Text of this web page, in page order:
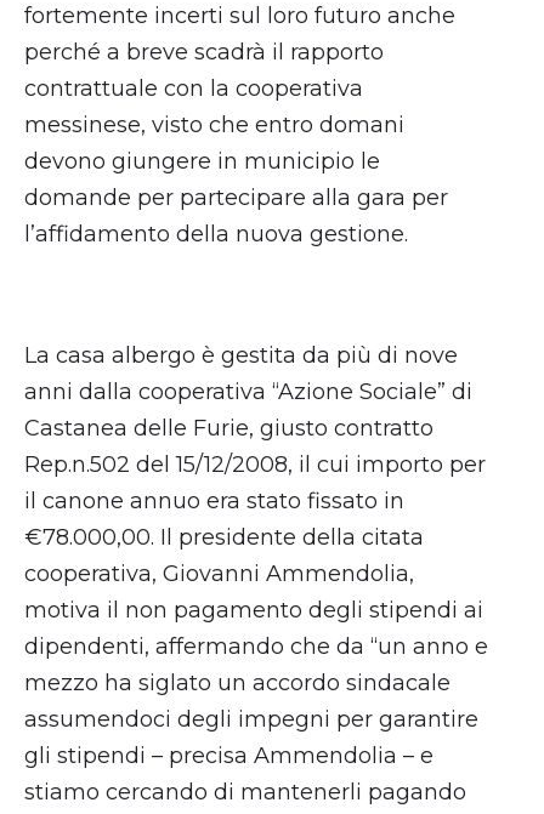
fortemente incerti sul loro futuro anche
perché a breve scadrà il rapporto
contrattuale con la cooperativa
messinese, visto che entro domani
devono giungere in municipio le
domande per partecipare alla gara per
l’affidamento della nuova gestione.
La casa albergo è gestita da più di nove
anni dalla cooperativa “Azione Sociale” di
Castanea delle Furie, giusto contratto
Rep.n.502 del 15/12/2008, il cui importo per
il canone annuo era stato fissato in
€78.000,00. Il presidente della citata
cooperativa, Giovanni Ammendolia,
motiva il non pagamento degli stipendi ai
dipendenti, affermando che da “un anno e
mezzo ha siglato un accordo sindacale
assumendoci degli impegni per garantire
gli stipendi – precisa Ammendolia – e
stiamo cercando di mantenerli pagando